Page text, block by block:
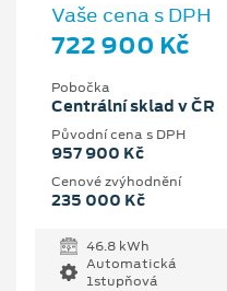
Vaše cena s DPH
722 900 Kč
Pobočka
Centrální sklad v ČR
Původní cena s DPH
957 900 Kč
Cenové zvýhodnění
235 000 Kč
46.8 kWh
Automatická
1stupňová